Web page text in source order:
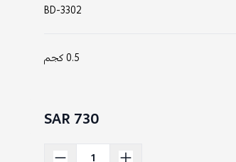
BD-3302
0.5 كجم
730 SAR